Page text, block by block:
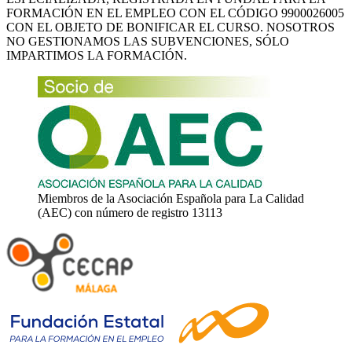
FORMACIÓN EN EL EMPLEO CON EL CÓDIGO 9900026005
CON EL OBJETO DE BONIFICAR EL CURSO. NOSOTROS
NO GESTIONAMOS LAS SUBVENCIONES, SÓLO
IMPARTIMOS LA FORMACIÓN.
Miembros de la Asociación Española para La Calidad
(AEC) con número de registro 13113